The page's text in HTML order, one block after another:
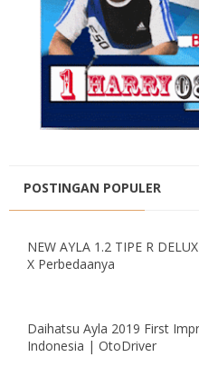
POSTINGAN POPULER
NEW AYLA 1.2 TIPE R
X Perbedaanya
Daihatsu Ayla 2019 First
Indonesia | OtoDriver